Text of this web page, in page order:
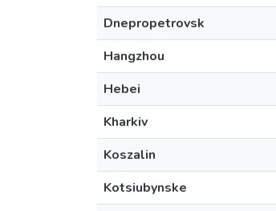
Dnepropetrovsk
Hangzhou
Hebei
Kharkiv
Koszalin
Kotsiubynske